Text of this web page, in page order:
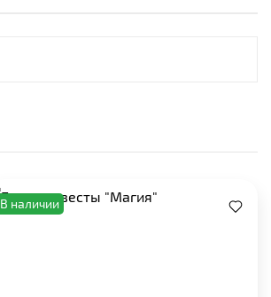
В наличии